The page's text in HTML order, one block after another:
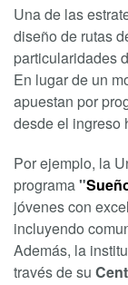
Una de las
diseño de rutas
particularidades
En lugar de un
apuestan por
desde el ingreso
Por ejemplo, la
programa"
jóvenes con
incluyendo
Además, la
través de su